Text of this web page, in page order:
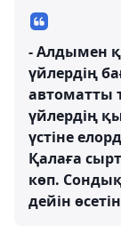
- Алдымен
үйлердің
автоматты
үйлердің
үстіне
Қалаға
көп.
дейін